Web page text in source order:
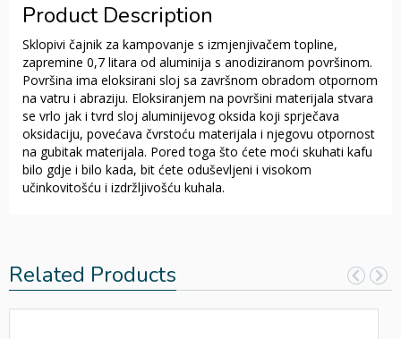
Product Description
Sklopivi čajnik za kampovanje s izmjenjivačem topline,
zapremine 0,7 litara od aluminija s anodiziranom površinom.
Površina ima eloksirani sloj sa završnom obradom otpornom
na vatru i abraziju. Eloksiranjem na površini materijala stvara
se vrlo jak i tvrd sloj aluminijevog oksida koji sprječava
oksidaciju, povećava čvrstoću materijala i njegovu otpornost
na gubitak materijala. Pored toga što ćete moći skuhati kafu
bilo gdje i bilo kada, bit ćete oduševljeni i visokom
učinkovitošću i izdržljivošću kuhala.
Related Products